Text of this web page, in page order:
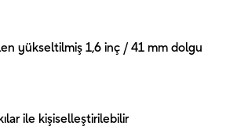
yükseltilmiş 1,6 inç / 41 mm dolgu
ile kişiselleştirilebilir